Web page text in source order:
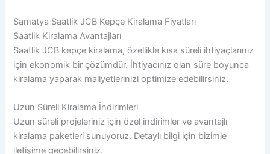
Samatya Saatlik JCB Kepçe Kiralama Fiyatları
Saatlik Kiralama Avantajları
Saatlik JCB kepçe kiralama, özellikle kısa süreli ihtiyaçlarınız
için ekonomik bir çözümdür. İhtiyacınız olan süre boyunca
kiralama yaparak maliyetlerinizi optimize edebilirsiniz.
Uzun Süreli Kiralama İndirimleri
Uzun süreli projeleriniz için özel indirimler ve avantajlı
kiralama paketleri sunuyoruz. Detaylı bilgi için bizimle
iletişime geçebilirsiniz.